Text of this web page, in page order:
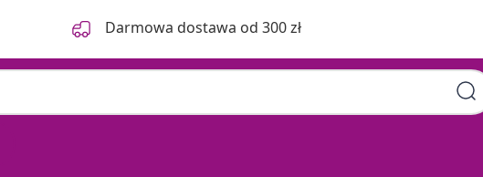
Darmowa dostawa od 300 zł